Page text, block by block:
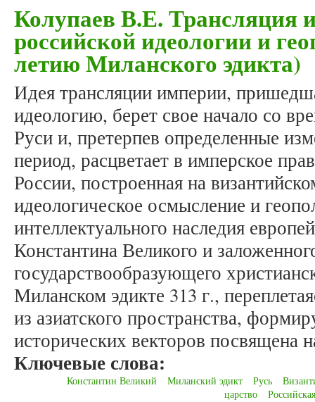
Колупаев В.Е. Трансляция
российской идеологии и
летию Миланского эдикта)
Идея трансляции империи,
идеологию, берет свое начало со
Руси и, претерпев определенные
период, расцветает в имперское
России, построенная на
идеологическое осмысление и
интеллектуального наследия
Константина Великого и
государствообразующего
Миланском эдикте 313 г.,
из азиатского пространства,
исторических векторов посвящена
Ключевые слова:
Константин Великий Миланский эдикт Русь
царство